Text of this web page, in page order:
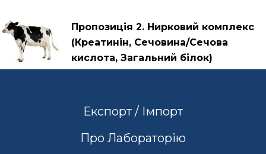
Пропозиція 2. Нирковий комплекс
(Креатинін, Сечовина/Сечова
кислота, Загальний білок)
Експорт / Імпорт
Про Лабораторію